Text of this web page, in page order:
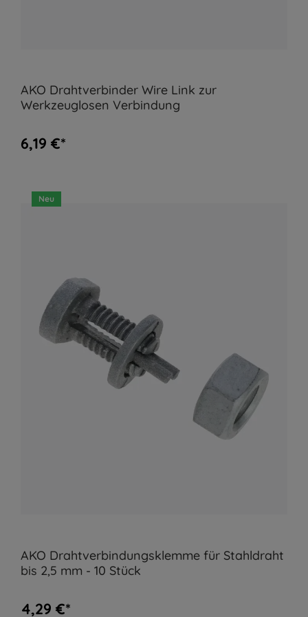
AKO Drahtverbinder Wire Link zur
Werkzeuglosen Verbindung
6,19 €*
Neu
AKO Drahtverbindungsklemme für Stahldraht
bis 2,5 mm - 10 Stück
4,29 €*